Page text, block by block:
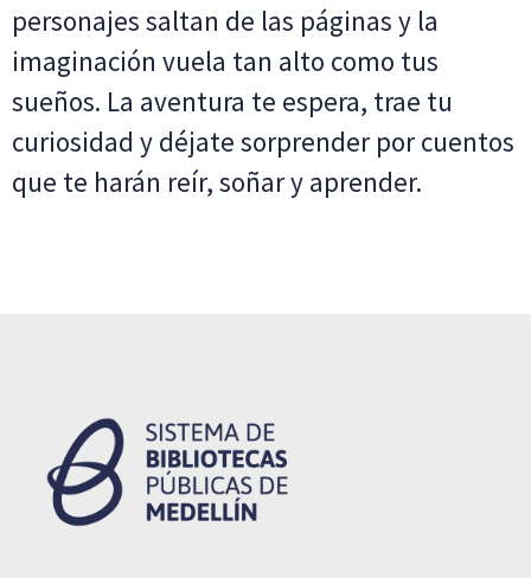
personajes saltan de las páginas y la
imaginación vuela tan alto como tus
sueños. La aventura te espera, trae tu
curiosidad y déjate sorprender por cuentos
que te harán reír, soñar y aprender.